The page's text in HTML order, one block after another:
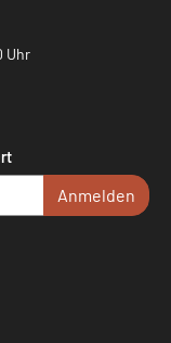
Uhr
Anmelden